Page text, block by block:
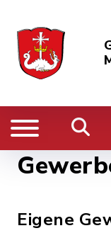
Eigene